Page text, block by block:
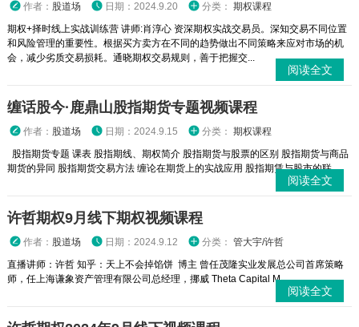
作者： 股道场 日期：2024.9.20 分类： 期权课程
期权+择时线上实战训练营 讲师:肖淳心 资深期权实战交易员。深知交易不同位置
和风险管理的重要性。根据买方卖方在不同的趋势做出不同策略来应对市场的机
会，减少劣质交易损耗。通晓期权交易规则，善于把握交...
阅读全文
缠话股今·鹿鼎山股指期货专题视频课程
作者： 股道场 日期：2024.9.15 分类： 期权课程
股指期货专题 课表 股指期线、期权简介 股指期货与股票的区别 股指期货与商品
期货的异同 股指期货交易方法 缠论在期货上的实战应用 股指期赁与股市的联...
阅读全文
许哲期权9月线下期权视频课程
作者： 股道场 日期：2024.9.12 分类： 管大宇/许哲
直播讲师：许哲 知乎：天上不会掉馅饼 博主 曾任茂隆实业发展总公司首席策略
师，任上海谦象资产管理有限公司总经理，挪威 Theta Capital M...
阅读全文